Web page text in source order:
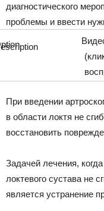
диагностического
проблемы и ввести
При введении
в области локтя не
восстановить
Задачей лечения,
локтевого сустава не
является устранение